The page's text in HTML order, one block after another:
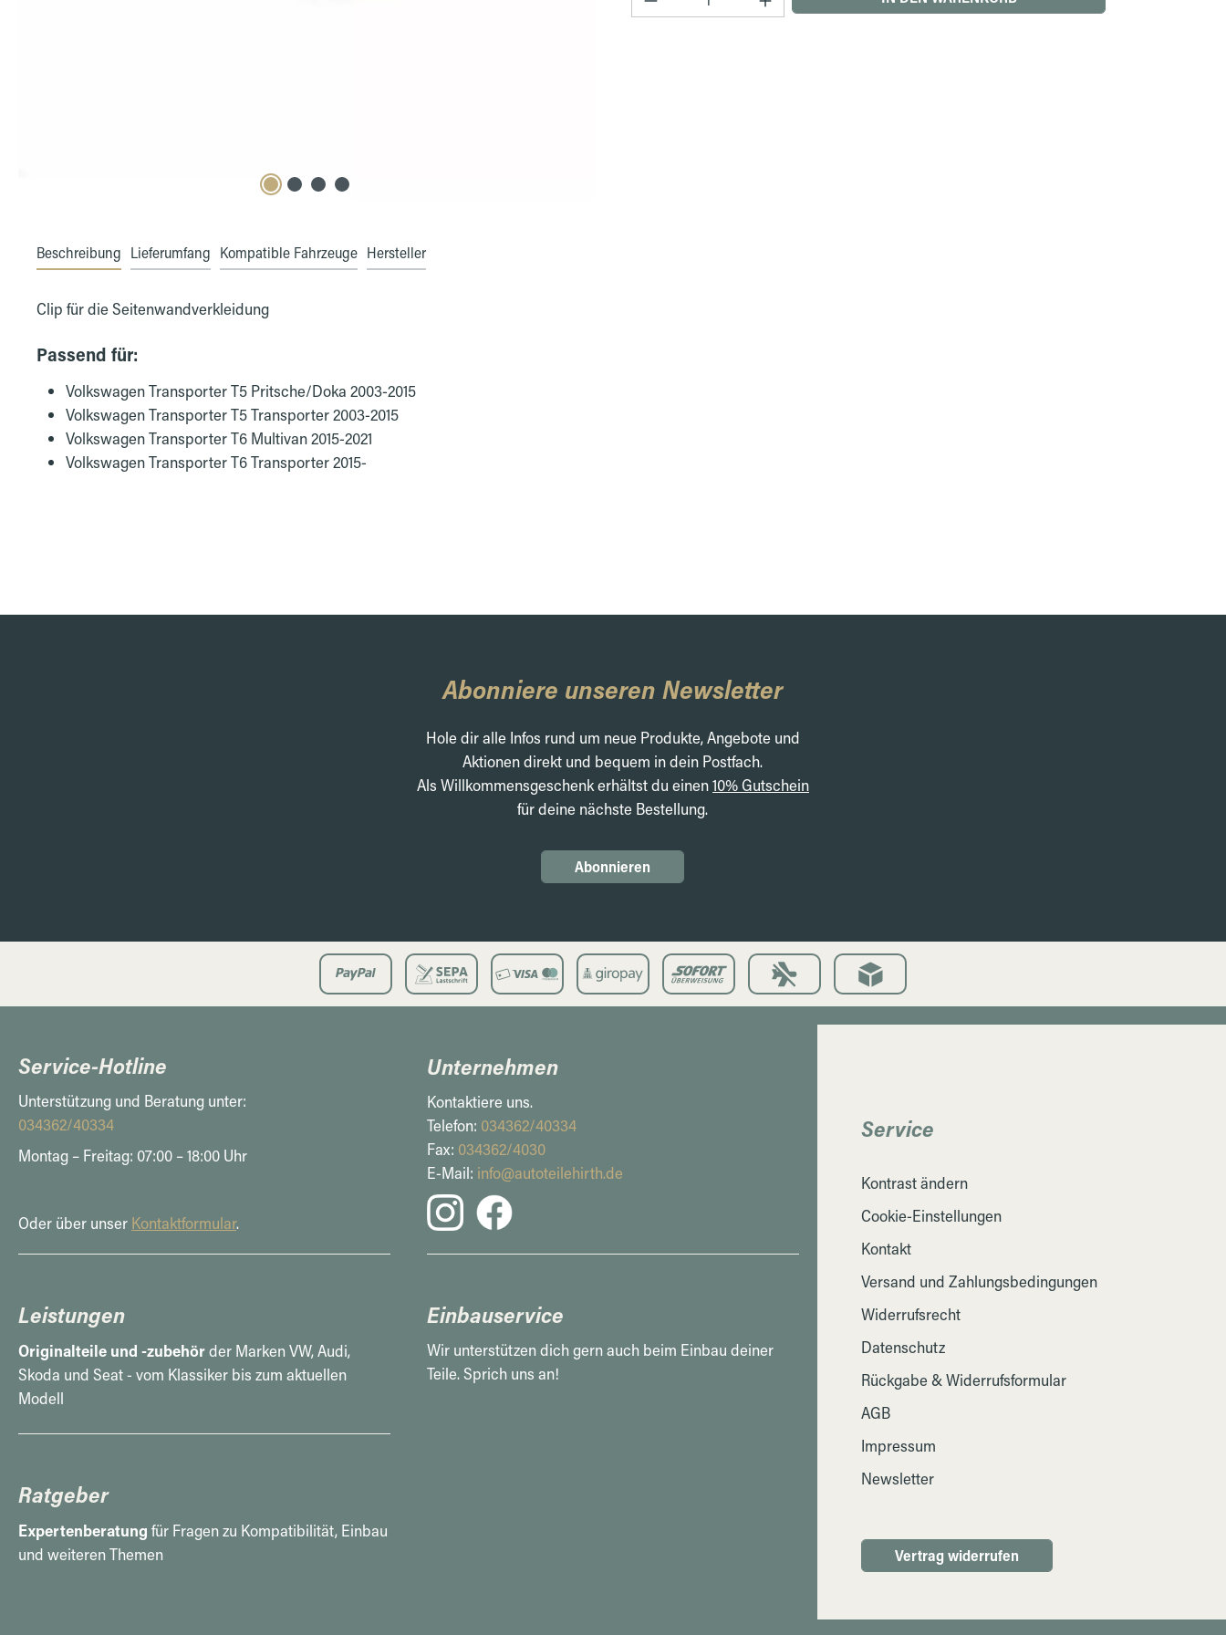
Beschreibung Lieferumfang Kompatible Fahrzeuge Hersteller
Clip für die Seitenwandverkleidung
Passend für:
Volkswagen Transporter T5 Pritsche/Doka 2003-2015
Volkswagen Transporter T5 Transporter 2003-2015
Volkswagen Transporter T6 Multivan 2015-2021
Volkswagen Transporter T6 Transporter 2015-
Abonniere unseren Newsletter
Hole dir alle Infos rund um neue Produkte, Angebote und
Aktionen direkt und bequem in dein Postfach.
Als Willkommensgeschenk erhältst du einen10% Gutschein
für deine nächste Bestellung.
Abonnieren
Service-Hotline
Unterstützung und Beratung unter:
034362/40334
Montag – Freitag: 07:00 – 18:00 Uhr
Oder über unser Kontaktformular.
Unternehmen
Kontaktiere uns.
Telefon: 034362/40334
Fax: 034362/4030
E-Mail: info@autoteilehirth.de
Leistungen
Originalteile und -zubehörder Marken VW, Audi,
Skoda und Seat - vom Klassiker bis zum aktuellen
Modell
Einbauservice
Wir unterstützen dich gern auch beim Einbau deiner
Teile. Sprich uns an!
Ratgeber
Expertenberatung für Fragen zu Kompatibilität, Einbau
und weiteren Themen
Service
Kontrast ändern
Cookie-Einstellungen
Kontakt
Versand und Zahlungsbedingungen
Widerrufsrecht
Datenschutz
Rückgabe & Widerrufsformular
AGB
Impressum
Newsletter
Vertrag widerrufen